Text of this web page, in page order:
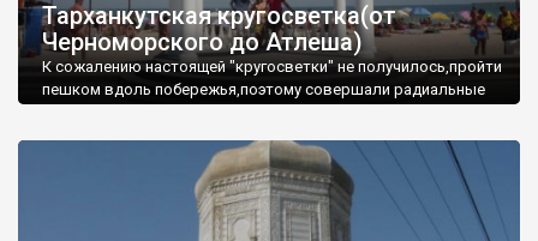
Тарханкутская кругосветка(от
Черноморского до Атлеша)
К сожалению настоящей "кругосветки" не получилось,пройти
пешком вдоль побережья,поэтому совершали радиальные